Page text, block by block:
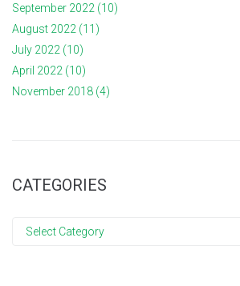
September 2022 (10)
August 2022 (11)
July 2022 (10)
April 2022 (10)
November 2018 (4)
CATEGORIES
Categories